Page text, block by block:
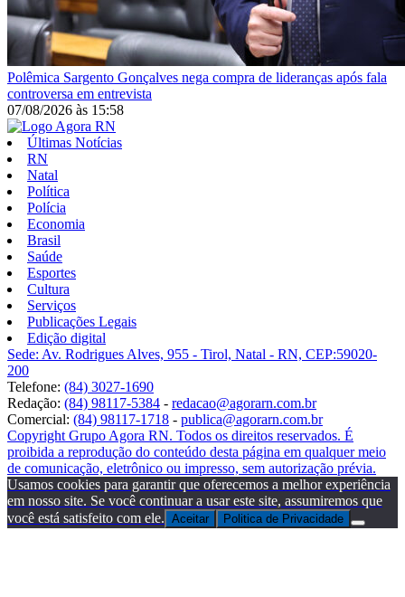
Polêmica Sargento Gonçalves nega compra de lideranças após fala
controversa em entrevista
07/08/2026 às 15:58
Últimas Notícias
RN
Natal
Política
Polícia
Economia
Brasil
Saúde
Esportes
Cultura
Serviços
Publicações Legais
Edição digital
Sede: Av. Rodrigues Alves, 955 - Tirol, Natal - RN, CEP:59020-
200
Telefone: (84) 3027-1690
Redação: (84) 98117-5384 - redacao@agorarn.com.br
Comercial: (84) 98117-1718 - publica@agorarn.com.br
Copyright Grupo Agora RN. Todos os direitos reservados. É
proibida a reprodução do conteúdo desta página em qualquer meio
de comunicação, eletrônico ou impresso, sem autorização prévia.
Usamos cookies para garantir que oferecemos a melhor experiência
em nosso site. Se você continuar a usar este site, assumiremos que
você está satisfeito com ele. Aceitar Politica de Privacidade